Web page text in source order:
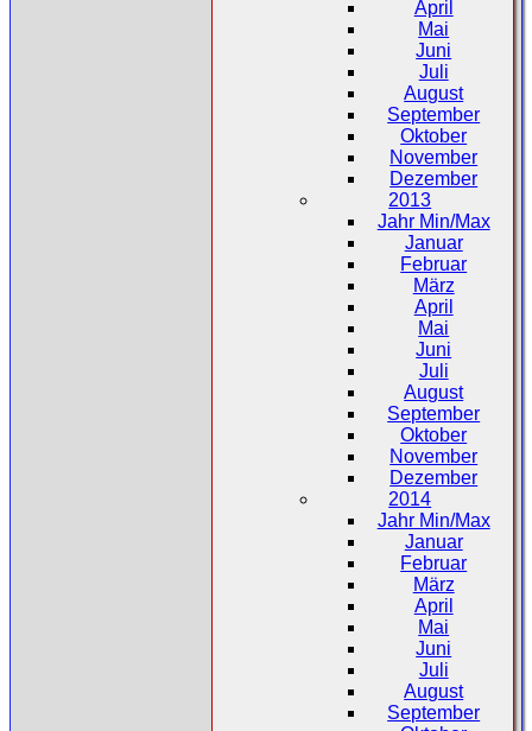
April
Mai
Juni
Juli
August
September
Oktober
November
Dezember
2013
Jahr Min/Max
Januar
Februar
März
April
Mai
Juni
Juli
August
September
Oktober
November
Dezember
2014
Jahr Min/Max
Januar
Februar
März
April
Mai
Juni
Juli
August
September